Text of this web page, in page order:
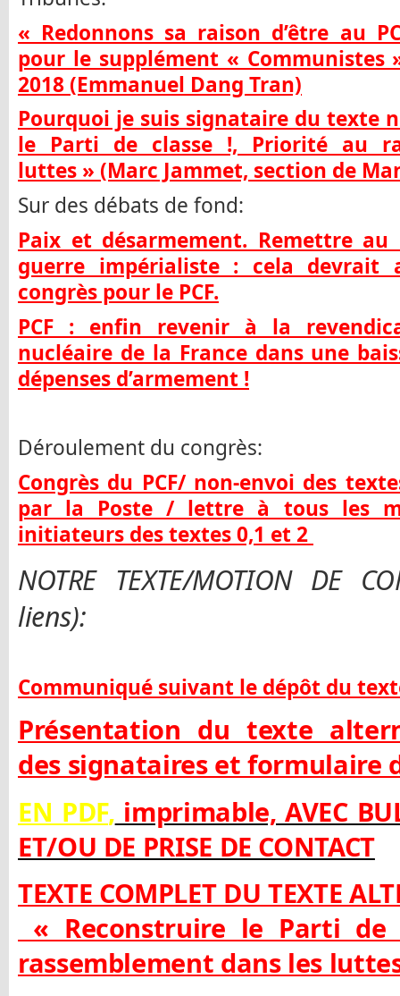
« Redonnons sa raison d’être au
pour le supplément « Communistes
2018 (Emmanuel Dang Tran)
Pourquoi je suis signataire du texte
le Parti de classe !, Priorité au
luttes » (Marc Jammet, section de
Sur des débats de fond:
Paix et désarmement. Remettre
guerre impérialiste : cela devrait
congrès pour le PCF.
PCF : enfin revenir à la
nucléaire de la France dans une
dépenses d’armement !
Déroulement du congrès:
Congrès du PCF/ non-envoi des
par la Poste / lettre à tous les
initiateurs des textes 0,1 et 2
NOTRE TEXTE/MOTION DE
liens):
Communiqué suivant le dépôt du
Présentation du texte
des signataires et formulaire
EN PDF, imprimable, AVEC
ET/OU DE PRISE DE CONTACT
TEXTE COMPLET DU TEXTE
« Reconstruire le Parti de
rassemblement dans les